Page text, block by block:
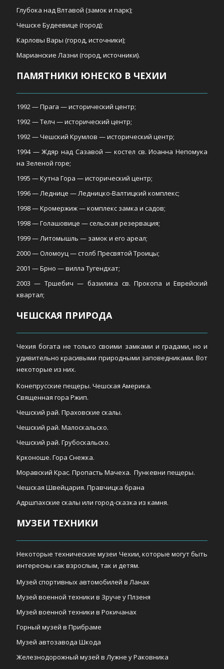
Глубока над Влтавой (замок и парк);
Чешске Будеевице (город);
Карловы Вары (город, источники);
Марианские Лазни (город, источники).
ПАМЯТНИКИ ЮНЕСКО В ЧЕХИИ
1992 — Прага — исторический центр;
1992 — Телч — исторический центр;
1992 — Чешский Крумлов — исторический центр;
1994 — Ждяр над Сазавой — костел св. Иоанна Непомука
на Зеленой горе;
1995 — Кутна Гора — исторический центр;
1996 — Леднице — Ледницко-Валтицкий комплекс;
1998 — Кромержиж — комплекс замка и садов;
1998 — Голашовице — сельская резервация;
1999 — Литомышль — замок и его ареал;
2000 — Оломоуц — столб Пресвятой Троицы;
2001 — Брно — вилла Тугендхат;
2003 — Тршебич — базилика св. Прокопа и Еврейский
квартал;
ЧЕШСКАЯ ПРИРОДА
Чехия богата не только своими замками и градами, но и
удивительно красивыми природными заповедниками. Вот
некоторые из них.
Конепрусские пещеры. Чешская Америка.
Священная гора Ржип.
Чешский рай. Праховские скалы.
Чешский рай. Малоскальско.
Чешский рай. Грубоскальско.
Крконоше. Гора Снежка.
Моравский Крас. Пропасть Мачеха. Пункевни пещеры.
Чешская Швейцария. Правчицка брана
Адршпахские скалы или город-сказка из камня.
МУЗЕИ ТЕХНИКИ
Некоторые технические музеи Чехии, которые могут быть
интересны как взрослым, так и детям.
Музей спортивных автомобилей в Ланах
Музей военной техники в Зруче у Плзеня
Музей военной техники в Рокичанах
Горный музей в Прибраме
Музей автозавода Шкода
Железнодорожный музей в Лужне у Раковника